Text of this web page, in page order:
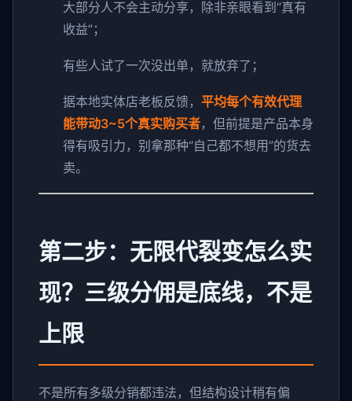
大部分人不会主动分享，除非亲眼看到“真有
收益”；
有些人试了一次没出单，就放弃了；
据本地实体店老板反馈， 平均每个有效代理
能带动3~5个真实购买者，但前提是产品本身
得有吸引力，别拿那种“自己都不想用”的货去
卖。
第二步：无限代裂变怎么实
现？三级分佣是底线，不是
上限
不是所有多级分销都违法，但结构设计稍有偏